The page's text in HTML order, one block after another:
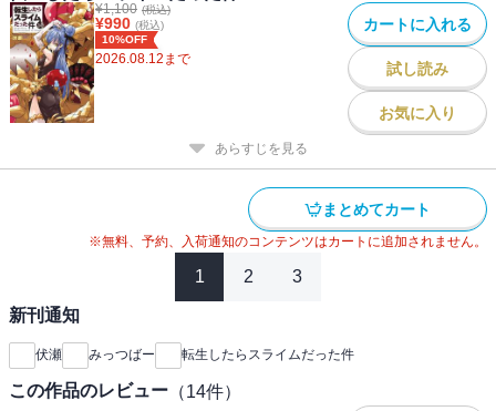
¥1,100 (税込)
¥990 (税込)
10%OFF
2026.08.12 まで
カートに入れる
試し読み
お気に入り
あらすじを見る
まとめてカート
※無料、予約、入荷通知のコンテンツはカートに追加されません。
1 2 3
新刊通知
伏瀬 みっつばー 転生したらスライムだった件
この作品のレビュー （14件）